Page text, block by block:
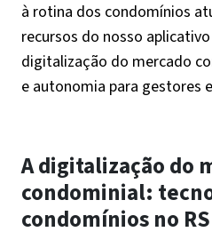
à rotina dos condomínios
recursos do nosso
digitalização do mercado
e autonomia para gestores
A digitalização do
condominial:
condomínios no RS